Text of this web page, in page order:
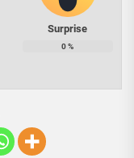
Surprise
0%